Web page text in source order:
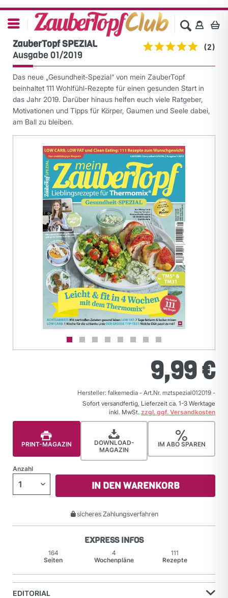
ZauberTopf SPEZIAL
Ausgabe 01/2019
(2)
Das neue „Gesundheit-Spezial“ von mein ZauberTopf
beinhaltet 111 Wohlfühl-Rezepte für einen gesunden Start in
das Jahr 2019. Darüber hinaus helfen euch viele Ratgeber,
Motivationen und Tipps für Körper, Gaumen und Seele dabei,
am Ball zu bleiben.
9,99 €
Hersteller: falkemedia - Art.Nr. mztspezial012019 -
Sofort versandfertig, Lieferzeit ca. 1-3 Werktage
inkl. MwSt. zzgl. ggf. Versandkosten
PRINT-MAGAZIN
DOWNLOAD-
MAGAZIN
IM ABO SPAREN
Anzahl
IN DEN WARENKORB
sicheres Zahlungsverfahren
EXPRESS INFOS
164
Seiten
4
Wochenpläne
111
Rezepte
EDITORIAL